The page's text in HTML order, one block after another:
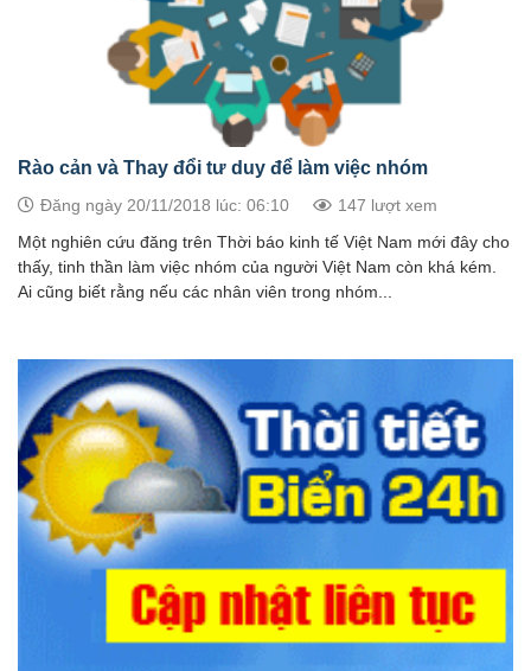
Rào cản và Thay đổi tư duy để làm việc nhóm
Đăng ngày 20/11/2018 lúc: 06:10 147 lượt xem
Một nghiên cứu đăng trên Thời báo kinh tế Việt Nam mới đây cho
thấy, tinh thần làm việc nhóm của người Việt Nam còn khá kém.
Ai cũng biết rằng nếu các nhân viên trong nhóm...